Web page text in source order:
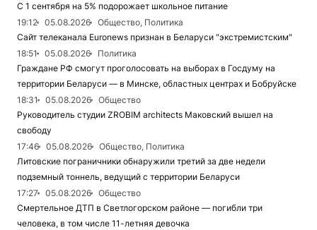
С 1 сентября на 5% подорожает школьное питание
19:12
05.08.2026
Общество, Политика
Сайт телеканала Euronews признан в Беларуси "экстремистским"
18:51
05.08.2026
Политика
Граждане РФ смогут проголосовать на выборах в Госдуму на
территории Беларуси — в Минске, областных центрах и Бобруйске
18:31
05.08.2026
Общество
Руководитель студии ZROBIM architects Маковский вышел на
свободу
17:46
05.08.2026
Общество, Политика
Литовские пограничники обнаружили третий за две недели
подземный тоннель, ведущий с территории Беларуси
17:27
05.08.2026
Общество
Смертельное ДТП в Светлогорском районе — погибли три
человека, в том числе 11-летняя девочка